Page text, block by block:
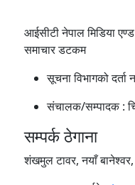
आईसीटी नेपाल मिडिया एण्ड
समाचार डटकम
सूचना विभागको दर्ता
संचालक/सम्पादक :
सम्पर्क ठेगाना
शंखमुल टावर, नयाँ बानेश्वर,